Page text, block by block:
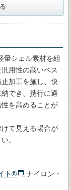
量シェル素材を組
用性の高いベス
加工を施し、快
でき、携行に適
を高めることが
て見える場合が
。
ト®
ナイロン・